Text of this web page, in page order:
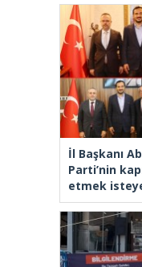
İl Başkanı
Parti’nin
etmek